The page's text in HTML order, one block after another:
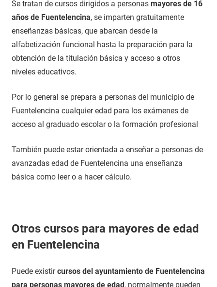
Se tratan de cursos dirigidos a personas mayores de 16
años de Fuentelencina, se imparten gratuitamente
enseñanzas básicas, que abarcan desde la
alfabetización funcional hasta la preparación para la
obtención de la titulación básica y acceso a otros
niveles educativos.
Por lo general se prepara a personas del municipio de
Fuentelencina cualquier edad para los exámenes de
acceso al graduado escolar o la formación profesional
También puede estar orientada a enseñar a personas de
avanzadas edad de Fuentelencina una enseñanza
básica como leer o a hacer cálculo.
Otros cursos para mayores de edad
en Fuentelencina
Puede existircursos del ayuntamiento de Fuentelencina
para personas mayores de edad, normalmente pueden